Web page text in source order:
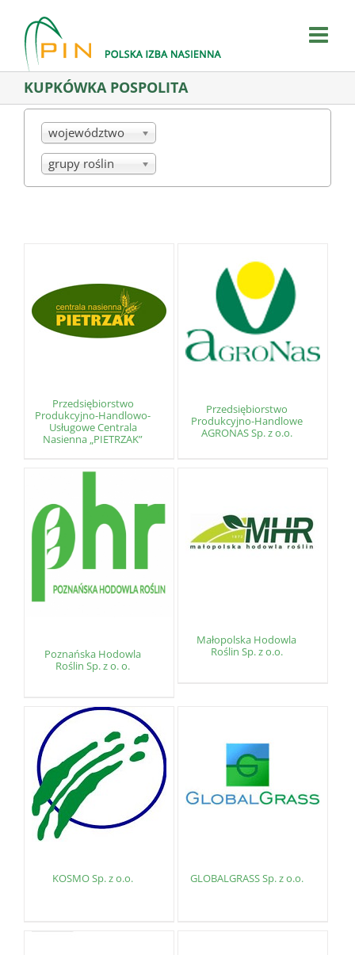
content
KUPKÓWKA POSPOLITA
województwo
grupy roślin
Przedsiębiorstwo
Produkcyjno-Handlowo-
Usługowe Centrala
Nasienna „PIETRZAK”
Przedsiębiorstwo
Produkcyjno-Handlowe
AGRONAS Sp. z o.o.
Poznańska Hodowla
Roślin Sp. z o. o.
Małopolska Hodowla
Roślin Sp. z o.o.
KOSMO Sp. z o.o. GLOBALGRASS Sp. z o.o.